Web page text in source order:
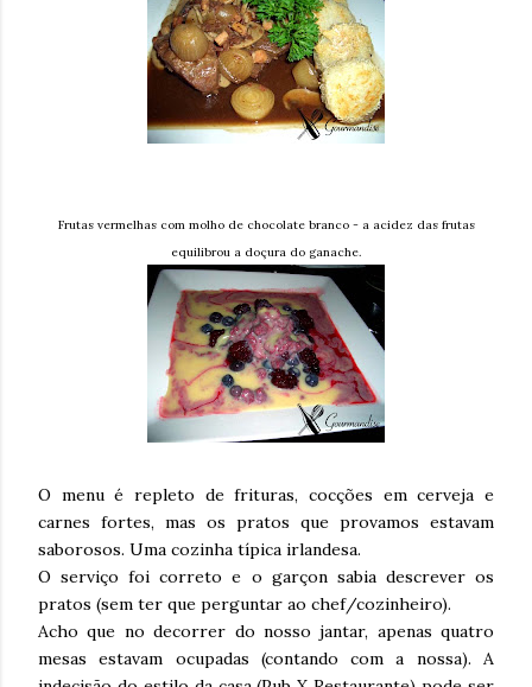
Frutas vermelhas com molho de chocolate branco - a acidez das frutas
equilibrou a doçura do ganache.
O menu é repleto de frituras, cocções em cerveja e
carnes fortes, mas os pratos que provamos estavam
saborosos. Uma cozinha típica irlandesa.
O serviço foi correto e o garçon sabia descrever os
pratos (sem ter que perguntar ao chef/cozinheiro).
Acho que no decorrer do nosso jantar, apenas quatro
mesas estavam ocupadas (contando com a nossa). A